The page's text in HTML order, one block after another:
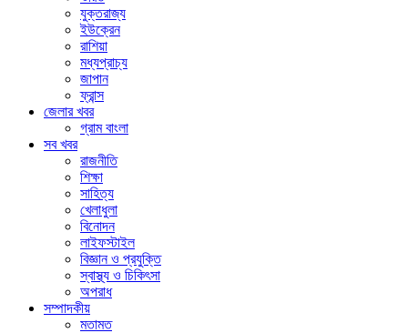
যুক্তরাজ্য
ইউক্রেন
রাশিয়া
মধ্যপ্রাচ্য
জাপান
ফ্রান্স
জেলার খবর
গ্রাম বাংলা
সব খবর
রাজনীতি
শিক্ষা
সাহিত্য
খেলাধুলা
বিনোদন
লাইফস্টাইল
বিজ্ঞান ও প্রযুক্তি
স্বাস্থ্য ও চিকিৎসা
অপরাধ
সম্পাদকীয়
মতামত